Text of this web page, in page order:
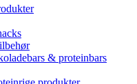
& proteinbars